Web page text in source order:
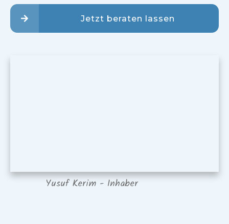
Jetzt beraten lassen
Yusuf Kerim - Inhaber